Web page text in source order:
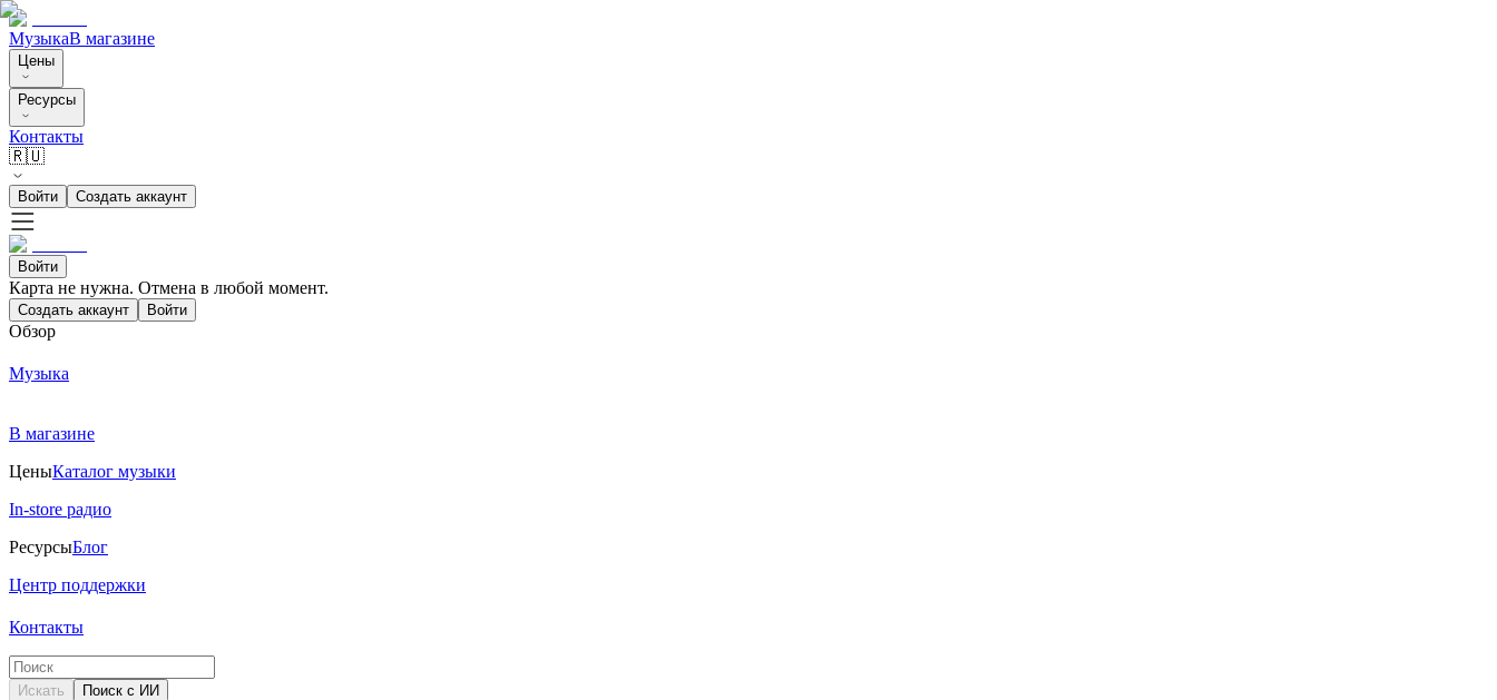
МузыкаВ магазине
Цены
Ресурсы
Контакты
🇷🇺
Войти Создать аккаунт
Войти
Карта не нужна. Отмена в любой момент.
Создать аккаунт Войти
Обзор
Музыка
В магазине
ЦеныКаталог музыки
In-store радио
РесурсыБлог
Центр поддержки
Контакты
Искать Поиск с ИИ